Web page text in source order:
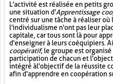
L'activité est réalisée en petits
une situation d'Apprentissage
centré sur une tâche à réaliser où
l'individualisme n'ont pas leur
capitale, car tous sont là pour
d'enseigner à leurs coéquipiers.
coopératif, le groupe est
participation de chacun et
intégré à l'objectif de la réussite
afin d'apprendre en coopération